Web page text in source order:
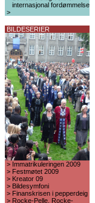
internasjonal fordømmelse
>
BILDESERIER
> Immatrikuleringen 2009
> Festmøtet 2009
> Kreator 09
> Bildesymfoni
> Finanskrisen i pepperdeig
> Rocke-Pelle, Rocke-